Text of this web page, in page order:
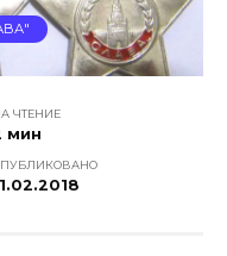
ЧТЕНИЕ
мин